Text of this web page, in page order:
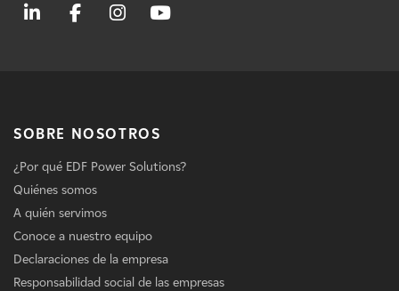
SOBRE NOSOTROS
¿Por qué EDF Power Solutions?
Quiénes somos
A quién servimos
Conoce a nuestro equipo
Declaraciones de la empresa
Responsabilidad social de las empresas